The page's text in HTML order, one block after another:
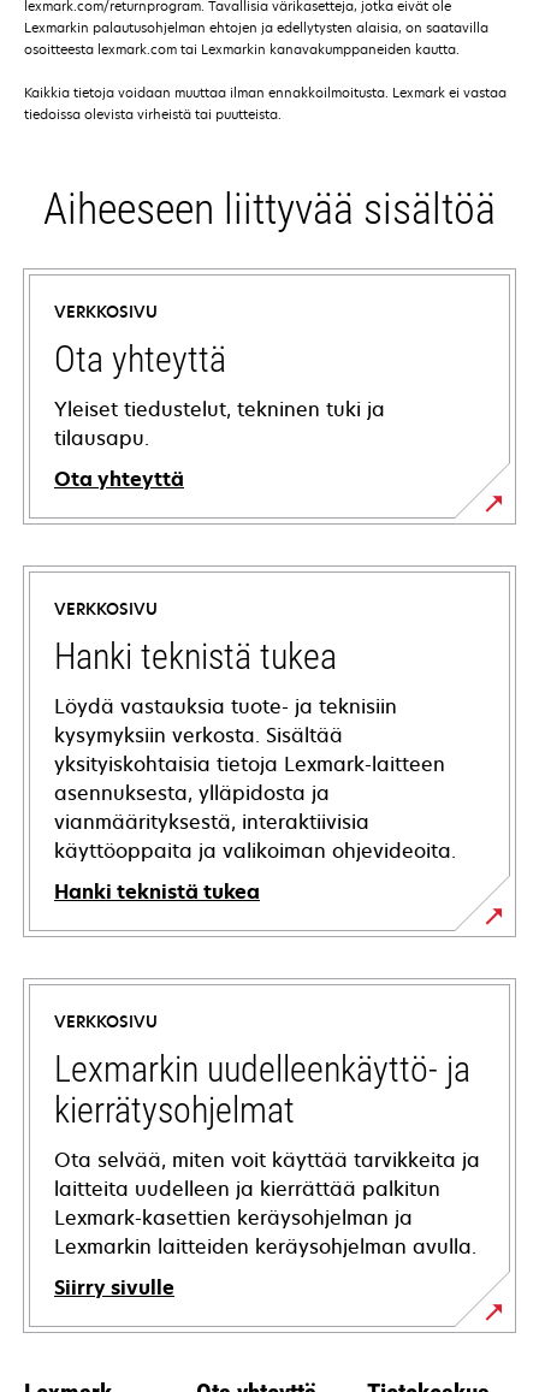
lexmark.com/returnprogram. Tavallisia värikasetteja, jotka eivät ole
Lexmarkin palautusohjelman ehtojen ja edellytysten alaisia, on saatavilla
osoitteesta lexmark.com tai Lexmarkin kanavakumppaneiden kautta.
Kaikkia tietoja voidaan muuttaa ilman ennakkoilmoitusta. Lexmark ei vastaa
tiedoissa olevista virheistä tai puutteista.
Aiheeseen liittyvää sisältöä
VERKKOSIVU
Ota yhteyttä
Yleiset tiedustelut, tekninen tuki ja
tilausapu.
Ota yhteyttä
VERKKOSIVU
Hanki teknistä tukea
Löydä vastauksia tuote- ja teknisiin
kysymyksiin verkosta. Sisältää
yksityiskohtaisia tietoja Lexmark-laitteen
asennuksesta, ylläpidosta ja
vianmäärityksestä, interaktiivisia
käyttöoppaita ja valikoiman ohjevideoita.
Hanki teknistä tukea
opens
in
new
tab
VERKKOSIVU
Lexmarkin uudelleenkäyttö- ja
kierrätysohjelmat
Ota selvää, miten voit käyttää tarvikkeita ja
laitteita uudelleen ja kierrättää palkitun
Lexmark-kasettien keräysohjelman ja
Lexmarkin laitteiden keräysohjelman avulla.
Siirry sivulle